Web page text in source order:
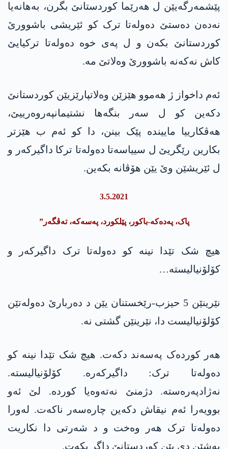
پێشمەرگەیێن ل ھەرێما کوردستانێ بگرن، بەهانەیا
نەدەن دەستێ دەولەتا ترک کو ئێریشی باشوورێ
کوردستانێ بکەن و ل پەی خوە دەولەتا ترکیایێ
کاش نەکەنە باشوورێ وەلاتێ مە.
ئەم داخواز ژ ھەموو ھێزێن وەلاتپارێزیێن کوردستانێ
دکەین کو ل سەر بنگەھا نشتیمانپەروەرییێ،
ھەڤکارییا ماییندە پێک بینن، دا کو ئەم ب ھێزتر
بکارین رێگریێ ل سییاسەتا دەولەتا ترکا داگیرکەر و
ل ئێریشێن وێ یێن ھۆڤانە بکەین.
3.5.2021
پاک، پەدەکە-باکور، پێلکورد، پەسەکە، تەڤگەر”
ھیچ شک تێدا نینە کو دەولەتا ترک داگیرکەر و
کۆلۆنیالیستە…
نێرینێن 5 حیزب-رێخستنان یێن د دەربارێ دەولەتێن
کۆلۆنیالیست دا، نێرینێن گشتی نە.
ھەر کوردەک پەسەند دکەت. ھیچ شک تێدا نینە کو
دەولەتا ترک: داگیرکەرە. کۆلۆنیالیستە.
نەژادپەرەستە. دژمنێ نەتەوەیا کوردە. لێ ئەو
بوویەرا ئەم نیقاش دکەین چارەسەر ناکەت. لەورا
دەولەتا ترک ھەر وەخت و د شەرتی دا نکاریت
بەشێن دی یێن کوردستانێ داگر بکەت.